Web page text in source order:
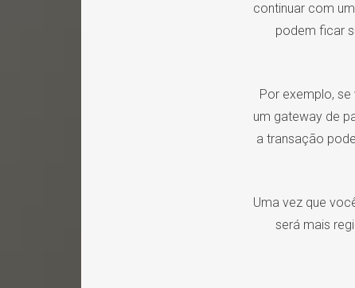
continuar com
podem ficar
Por exemplo,
um gateway de
a transação
Uma vez que
será mais